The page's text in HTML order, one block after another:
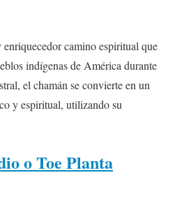
camino espiritual que
indígenas de América durante
el chamán se convierte en un
y espiritual, utilizando su
o Toe Planta